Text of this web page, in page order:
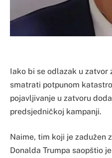
Iako bi se odlazak u zatvor
smatrati potpunom
pojavljivanje u zatvoru
predsjedničkoj kampanji.
Naime, tim koji je zadužen
Donalda Trumpa saopštio